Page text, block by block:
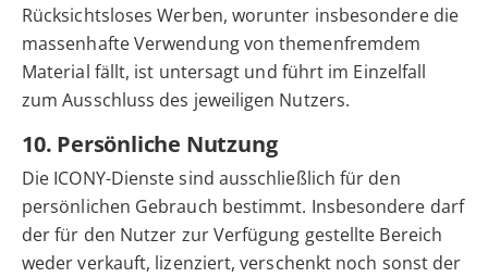
Rücksichtsloses Werben, worunter insbesondere die
massenhafte Verwendung von themenfremdem
Material fällt, ist untersagt und führt im Einzelfall
zum Ausschluss des jeweiligen Nutzers.
10. Persönliche Nutzung
Die ICONY-Dienste sind ausschließlich für den
persönlichen Gebrauch bestimmt. Insbesondere darf
der für den Nutzer zur Verfügung gestellte Bereich
weder verkauft, lizenziert, verschenkt noch sonst der